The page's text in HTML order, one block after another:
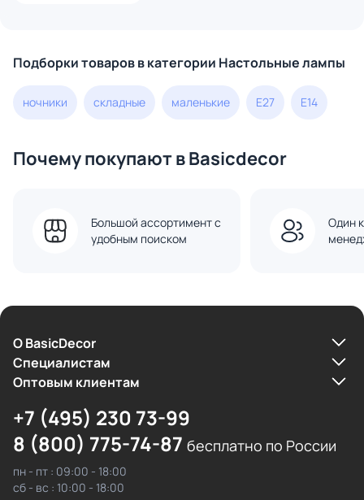
Подборки товаров в категории Настольные лампы
ночники складные маленькие E27 E14
Почему покупают в Basicdecor
Большой ассортимент с
удобным поиском
Один
О BasicDecor
Cпециалистам
Оптовым клиентам
+7 (495) 230 73-99
8 (800) 775-74-87 бесплатно по России
пн - пт : 09:00 - 18:00
сб - вс : 10:00 - 18:00